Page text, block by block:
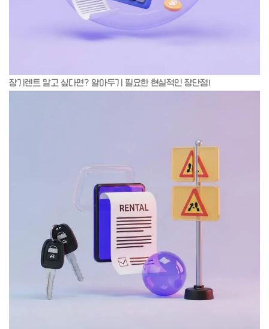
장기렌트 말고 싶다면? 알아두기 필요한 현실적인 장단점!